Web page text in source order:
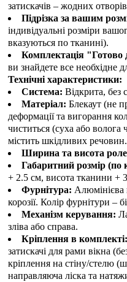
затискачів – жодних
Підрізка за вашим
індивідуальні розміри
вказуються по тканині).
Комплектація "Готово
ви знайдете все необхідне
Технічні характеристики:
Система: Відкрита, без
Матеріал: Блекаут (не
деформації та вигорання
чиститься (суха або
містить шкідливих речовин.
Ширина та висота
Габаритний розмір
+ 2.5 см, висота тканини +
Фурнітура: Алюмінієва
корозії. Колір фурнітури –
Механізм керування:
зліва або справа.
Кріплення в комплекті:
затискачі для рами вікна
кріплення на стіну/стелю
направляюча ліска та